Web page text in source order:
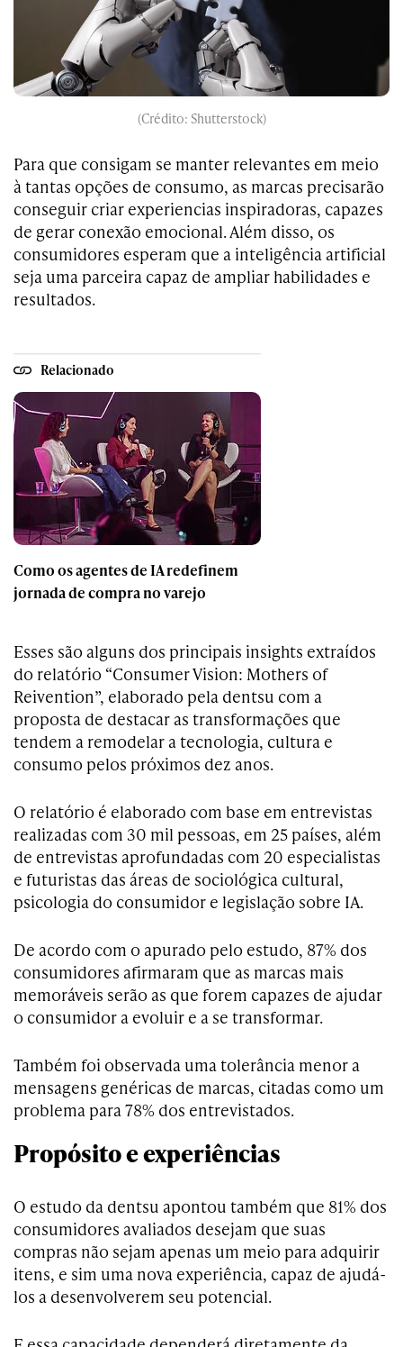
(Crédito: Shutterstock)
Para que consigam se manter relevantes em meio
à tantas opções de consumo, as marcas precisarão
conseguir criar experiencias inspiradoras, capazes
de gerar conexão emocional. Além disso, os
consumidores esperam que a inteligência artificial
seja uma parceira capaz de ampliar habilidades e
resultados.
Relacionado
Como os agentes de IA redefinem
jornada de compra no varejo
Esses são alguns dos principais insights extraídos
do relatório “Consumer Vision: Mothers of
Reivention”, elaborado pela dentsu com a
proposta de destacar as transformações que
tendem a remodelar a tecnologia, cultura e
consumo pelos próximos dez anos.
O relatório é elaborado com base em entrevistas
realizadas com 30 mil pessoas, em 25 países, além
de entrevistas aprofundadas com 20 especialistas
e futuristas das áreas de sociológica cultural,
psicologia do consumidor e legislação sobre IA.
De acordo com o apurado pelo estudo, 87% dos
consumidores afirmaram que as marcas mais
memoráveis serão as que forem capazes de ajudar
o consumidor a evoluir e a se transformar.
Também foi observada uma tolerância menor a
mensagens genéricas de marcas, citadas como um
problema para 78% dos entrevistados.
Propósito e experiências
O estudo da dentsu apontou também que 81% dos
consumidores avaliados desejam que suas
compras não sejam apenas um meio para adquirir
itens, e sim uma nova experiência, capaz de ajudá-
los a desenvolverem seu potencial.